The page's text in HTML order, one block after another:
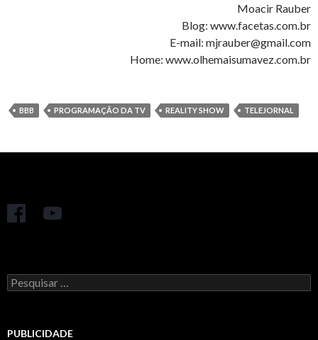
Moacir Rauber
Blog: www.facetas.com.br
E-mail: mjrauber@gmail.com
Home: www.olhemaisumavez.com.br
BBB PROGRAMAÇÃO DA TV REALITY SHOW TELEJORNAL
Pesquisar
por:
PUBLICIDADE